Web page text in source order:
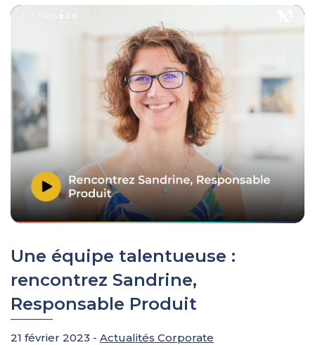
Une équipe talentueuse :
rencontrez Sandrine,
Responsable Produit
21 février 2023 - Actualités Corporate